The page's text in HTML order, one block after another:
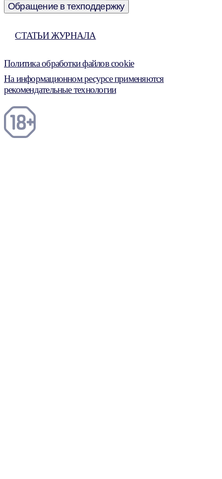
Обращение в техподдержку
СТАТЬИ ЖУРНАЛА
Политика обработки файлов cookie
На информационном ресурсе применяются
рекомендательные технологии